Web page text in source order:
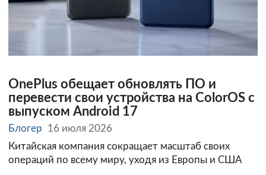
OnePlus обещает обновлять ПО и
перевести свои устройства на ColorOS с
выпуском Android 17
Блогер
16 июля 2026
Китайская компания сокращает масштаб своих
операций по всему миру, уходя из Европы и США